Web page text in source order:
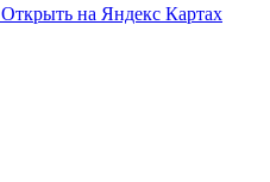
Открыть на Яндекс Картах